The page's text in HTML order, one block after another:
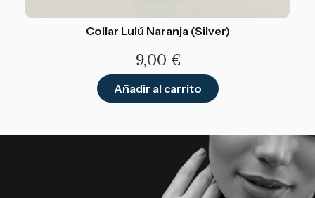
Collar Lulú Naranja (Silver)
9,00 €
Añadir al carrito